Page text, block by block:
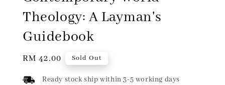
Theology: A Layman's
Guidebook
Regular
RM 42.00 Sold Out
Ready stock ship within 3-5 working days